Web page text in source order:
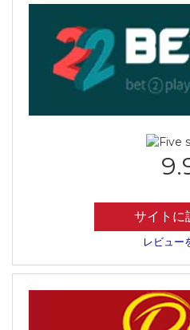
サイトに
レビュー